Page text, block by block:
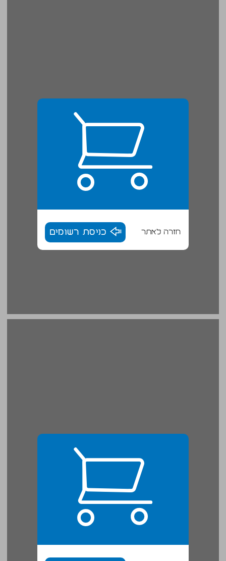
חזרה לאתר כניסת רשומים